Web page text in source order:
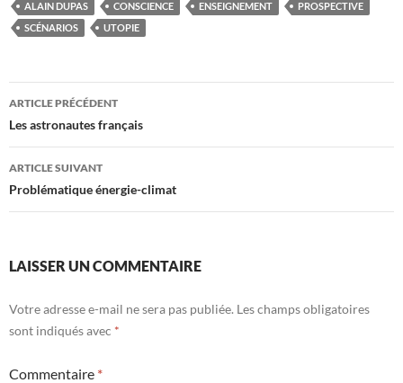
ALAIN DUPAS CONSCIENCE ENSEIGNEMENT
PROSPECTIVE
SCÉNARIOS
UTOPIE
Navigation
des
articles
ARTICLE PRÉCÉDENT
Les astronautes français
ARTICLE SUIVANT
Problématique énergie-climat
LAISSER UN COMMENTAIRE
Votre adresse e-mail ne sera pas publiée. Les champs obligatoires
sont indiqués avec *
Commentaire *